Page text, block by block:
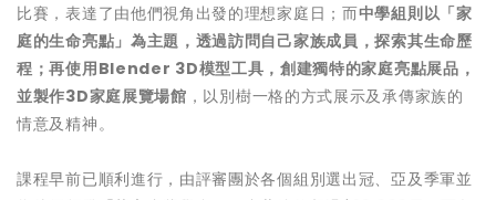
比賽，表達了由他們視角出發的理想家庭日；而中學組則以「家
庭的生命亮點」為主題，透過訪問自己家族成員，探索其生命歷
程；再使用Blender 3D模型工具，創建獨特的家庭亮點展品，
並製作3D家庭展覽場館 ，以別樹一格的方式展示及承傳家族的
情意及精神。
課程早前已順利進行，由評審團於各個組別選出冠、亞及季軍並